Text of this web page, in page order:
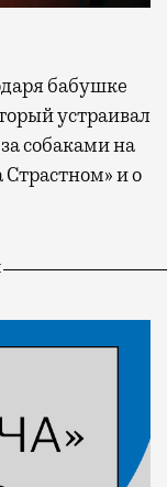
устраивал
собаками на
Страстном» и о